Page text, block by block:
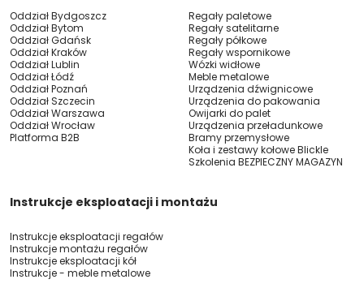
Oddział Bydgoszcz
Oddział Bytom
Oddział Gdańsk
Oddział Kraków
Oddział Lublin
Oddział Łódź
Oddział Poznań
Oddział Szczecin
Oddział Warszawa
Oddział Wrocław
Platforma B2B
Regały paletowe
Regały satelitarne
Regały półkowe
Regały wspornikowe
Wózki widłowe
Meble metalowe
Urządzenia dźwignicowe
Urządzenia do pakowania
Owijarki do palet
Urządzenia przeładunkowe
Bramy przemysłowe
Koła i zestawy kołowe Blickle
Szkolenia BEZPIECZNY MAGAZYN
Instrukcje eksploatacji i montażu
Instrukcje eksploatacji regałów
Instrukcje montażu regałów
Instrukcje eksploatacji kół
Instrukcje - meble metalowe